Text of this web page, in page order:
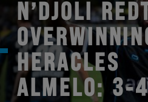
N’DJOLI
HERACLES
ALMELO: 3-